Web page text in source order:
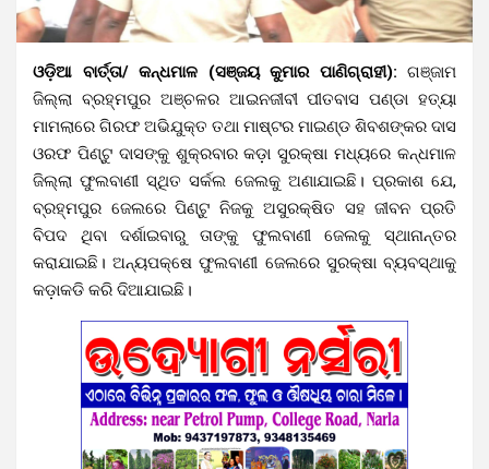
ଓଡ଼ିଆ ବାର୍ତ୍ତା/ କନ୍ଧମାଳ (ସଞ୍ଜୟ କୁମାର ପାଣିଗ୍ରାହୀ): ଗଞ୍ଜାମ
ଜିଲ୍ଲା ବ୍ରହ୍ମପୁର ଅଞ୍ଚଳର ଆଇନଜୀବୀ ପୀତବାସ ପଣ୍ଡା ହତ୍ୟା
ମାମଲାରେ ଗିରଫ ଅଭିଯୁକ୍ତ ତଥା ମାଷ୍ଟର ମାଇଣ୍ଡ ଶିବଶଙ୍କର ଦାସ
ଓରଫ ପିଣ୍ଟୁ ଦାସଙ୍କୁ ଶୁକ୍ରବାର କଡ଼ା ସୁରକ୍ଷା ମଧ୍ୟରେ କନ୍ଧମାଳ
ଜିଲ୍ଲା ଫୁଲବାଣୀ ସ୍ଥିତ ସର୍କଲ ଜେଲକୁ ଅଣାଯାଇଛି। ପ୍ରକାଶ ଯେ,
ବ୍ରହ୍ମପୁର ଜେଲରେ ପିଣ୍ଟୁ ନିଜକୁ ଅସୁରକ୍ଷିତ ସହ ଜୀବନ ପ୍ରତି
ବିପଦ ଥିବା ଦର୍ଶାଇବାରୁ ତାଙ୍କୁ ଫୁଲବାଣୀ ଜେଲକୁ ସ୍ଥାନାନ୍ତର
କରାଯାଇଛି। ଅନ୍ୟପକ୍ଷେ ଫୁଲବାଣୀ ଜେଲରେ ସୁରକ୍ଷା ବ୍ୟବସ୍ଥାକୁ
କଡ଼ାକଡି କରି ଦିଆଯାଇଛି।